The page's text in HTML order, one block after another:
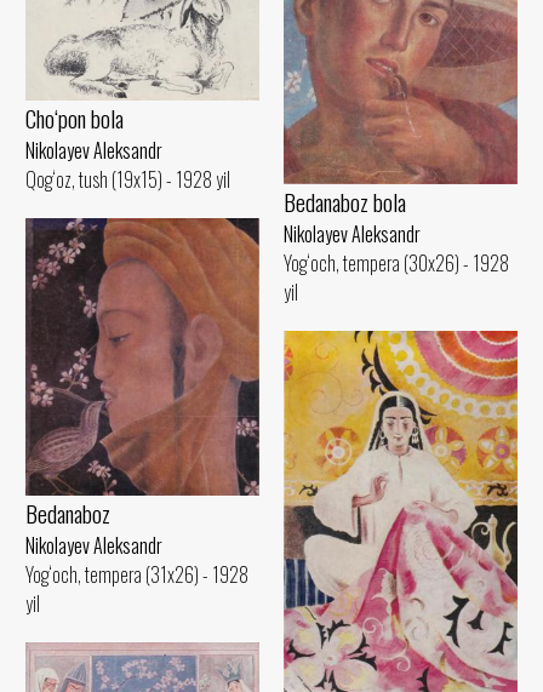
Cho‘pon bola
Nikolayev Aleksandr
Qog‘oz, tush (19x15) - 1928 yil
Bedanaboz bola
Nikolayev Aleksandr
Yog‘och, tempera (30x26) - 1928
yil
Bedanaboz
Nikolayev Aleksandr
Yog‘och, tempera (31x26) - 1928
yil